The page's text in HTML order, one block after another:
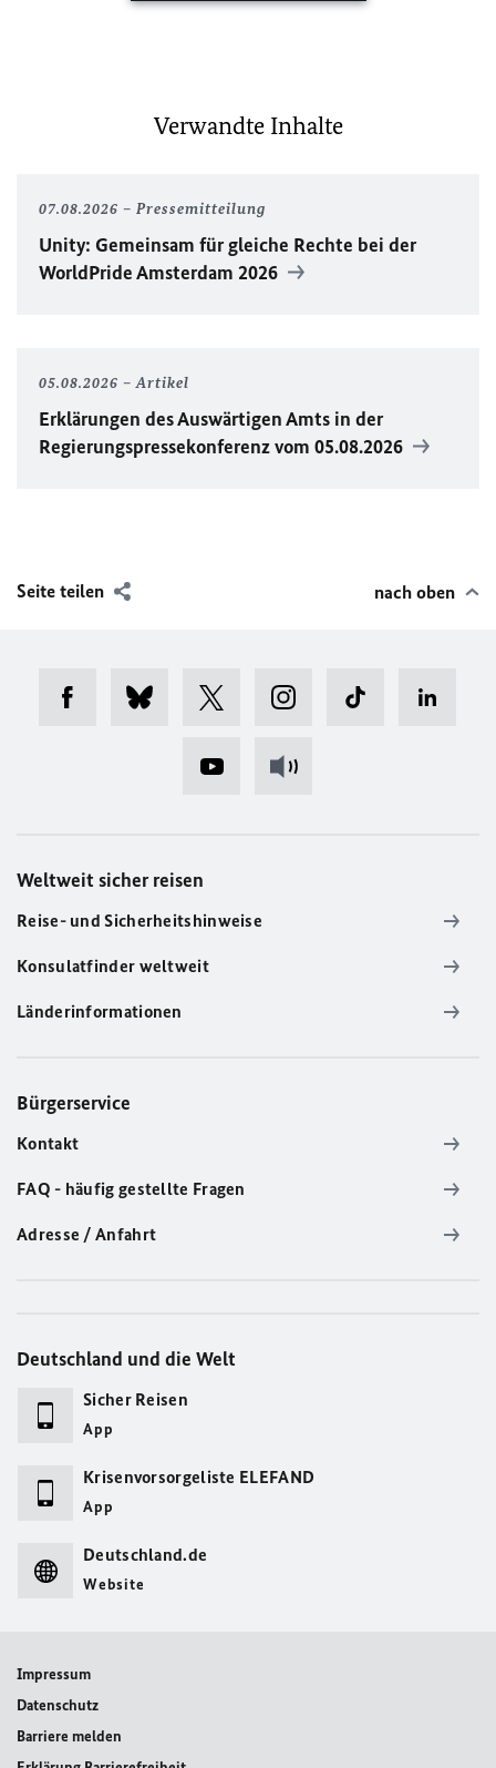
Verwandte Inhalte
07.08.2026 Pressemitteilung
Unity: Gemeinsam für gleiche Rechte bei der
WorldPrideAmsterdam 2026
05.08.2026 Artikel
Erklärungen des Auswärtigen Amts in der
Regierungspressekonferenz vom 05.08.2026
Seite teilen nach oben
Weltweit sicher reisen
Reise- und Sicherheitshinweise
Konsulatfinder weltweit
Länderinformationen
Bürgerservice
Kontakt
FAQ - häufig gestellte Fragen
Adresse / Anfahrt
Deutschland und die Welt
Sicher Reisen
App
Krisenvorsorgeliste ELEFAND
App
Deutschland.de
Website
Impressum
Datenschutz
Barriere melden